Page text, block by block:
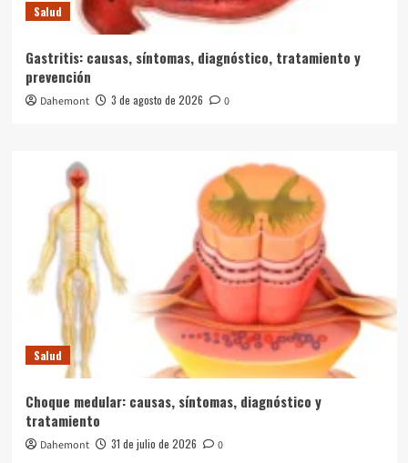
Salud
Gastritis: causas, síntomas, diagnóstico, tratamiento y
prevención
Dahemont 3 de agosto de 2026 0
Salud
Choque medular: causas, síntomas, diagnóstico y
tratamiento
Dahemont 31 de julio de 2026 0